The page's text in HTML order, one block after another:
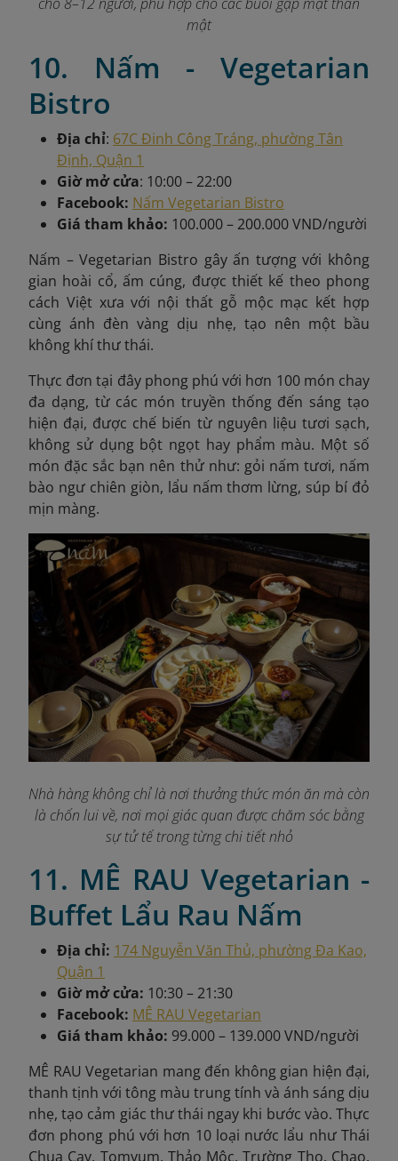
mật
10. Nấm - Vegetarian
Bistro
Địa chỉ: 67C Đinh Công Tráng, phường Tân
Định, Quận 1
Giờ mở cửa: 10:00 – 22:00
Facebook: Nấm Vegetarian Bistro
Giá tham khảo: 100.000 – 200.000 VND/người
Nấm – Vegetarian Bistro gây ấn tượng với không
gian hoài cổ, ấm cúng, được thiết kế theo phong
cách Việt xưa với nội thất gỗ mộc mạc kết hợp
cùng ánh đèn vàng dịu nhẹ, tạo nên một bầu
không khí thư thái.
Thực đơn tại đây phong phú với hơn 100 món chay
đa dạng, từ các món truyền thống đến sáng tạo
hiện đại, được chế biến từ nguyên liệu tươi sạch,
không sử dụng bột ngọt hay phẩm màu. Một số
món đặc sắc bạn nên thử như: gỏi nấm tươi, nấm
bào ngư chiên giòn, lẩu nấm thơm lừng, súp bí đỏ
mịn màng.
Nhà hàng không chỉ là nơi thưởng thức món ăn mà còn
là chốn lui về, nơi mọi giác quan được chăm sóc bằng
sự tử tế trong từng chi tiết nhỏ
11. MÊ RAU Vegetarian -
Buffet Lẩu Rau Nấm
Địa chỉ: 174 Nguyễn Văn Thủ, phường Đa Kao,
Quận 1
Giờ mở cửa: 10:30 – 21:30
Facebook: MÊ RAU Vegetarian
Giá tham khảo: 99.000 – 139.000 VND/người
MÊ RAU Vegetarian mang đến không gian hiện đại,
thanh tịnh với tông màu trung tính và ánh sáng dịu
nhẹ, tạo cảm giác thư thái ngay khi bước vào. Thực
đơn phong phú với hơn 10 loại nước lẩu như Thái
Chua Cay, Tomyum, Thảo Mộc, Trường Thọ, Chao,